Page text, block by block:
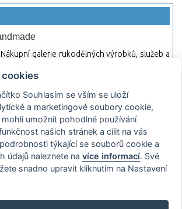
Nákupní galerie rukodělných výrobků, služeb a
začít prodávat nebo jen nakupovat.
Hledej-hosting.cz - webhosting, VPS
Přehled webhostingových, multihosting a VPS
hosting programů s možností jejich
pokročilého vyhledávání a porovnávání.
Najděte si jednoduše vhodný hosting.
Souhlasím se vším se uloží
a marketingové soubory cookie,
umožnit pohodlné používání
našich stránek a cílit na vás
týkající se souborů cookie a
údajů naleznete navíce informací. Své
snadno upravit kliknutím na Nastavení